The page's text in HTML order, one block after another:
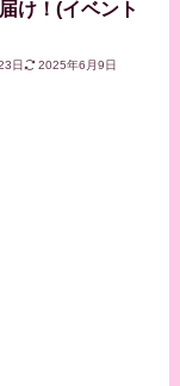
け！(イベント
日 2025年6月9日